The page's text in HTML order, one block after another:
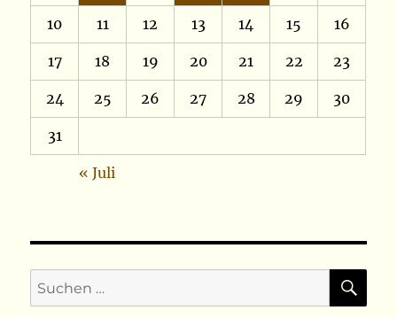
10 11 12 13 14 15 16
17 18 19 20 21 22 23
24 25 26 27 28 29 30
31
« Juli
Suchen
nach: